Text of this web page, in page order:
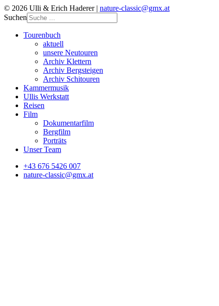
© 2026 Ulli & Erich Haderer | nature-classic@gmx.at
Suchen
Tourenbuch
aktuell
unsere Neutouren
Archiv Klettern
Archiv Bergsteigen
Archiv Schitouren
Kammermusik
Ullis Werkstatt
Reisen
Film
Dokumentarfilm
Bergfilm
Porträts
Unser Team
+43 676 5426 007
nature-classic@gmx.at